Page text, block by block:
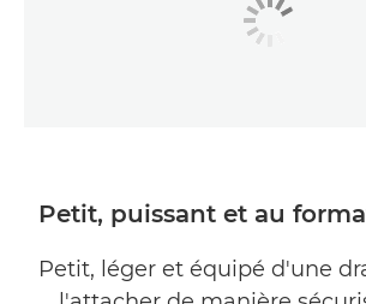
Petit, puissant et au
Petit, léger et équipé d'une